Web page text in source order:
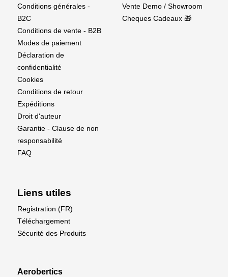
Vitesse:
0.06 sec/60° ; @ 7.4V
Torque:
12.5 kgf·cm @ 6.6V
14.0 kgf·cm @ 7.4V
40.5 x 21,0 x 26,9 mm
Spécifications électriques:
Voltage nominal : DC 6.0V &ndash ; 7.4V
Tension de fonctionnement : DC 4.8V &ndash ;
Conditions générales -
B2C
Conditions de vente - B2B
Modes de paiement
Déclaration de
confidentialité
Cookies
Conditions de retour
Expéditions
Droit d'auteur
Garantie - Clause de non
responsabilité
FAQ
Vente Demo / Showroom
Cheques Cadeaux 🎁
Liens utiles
Registration (FR)
Téléchargement
Sécurité des Produits
Aerobertics